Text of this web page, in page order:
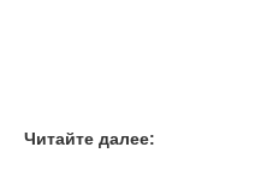
Читайте далее: